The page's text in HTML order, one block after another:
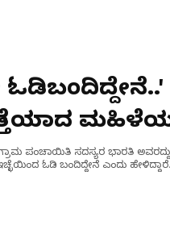
ಓಡಿಬಂದಿದ್ದೇನೆ..'
ಗ್ರಾಮ ಪಂಚಾಯಿತಿ ಸದಸ್ಯರ ಭಾರತಿ
ಓಡಿ ಬಂದಿದ್ದೇನೆ ಎಂದು ಹೇಳಿದ್ದಾರೆ.